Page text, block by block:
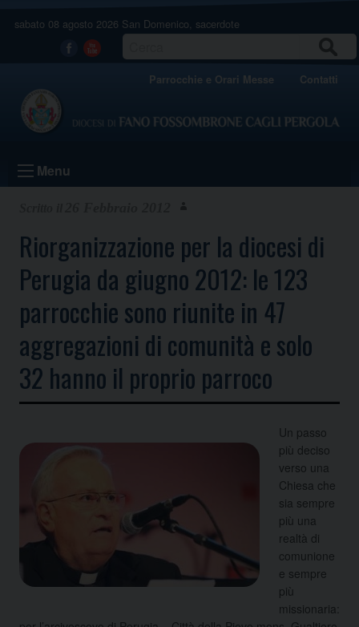
sabato 08 agosto 2026 San Domenico, sacerdote
Facebook
Youtube
Parrocchie e Orari Messe Contatti
Menu
Riorganizzazione per la diocesi di
Perugia da giugno 2012: le 123
parrocchie sono riunite in 47
aggregazioni di comunità e solo
32 hanno il proprio parroco
Un passo
più deciso
verso una
Chiesa che
sia sempre
più una
realtà di
comunione
e sempre
più
missionaria: